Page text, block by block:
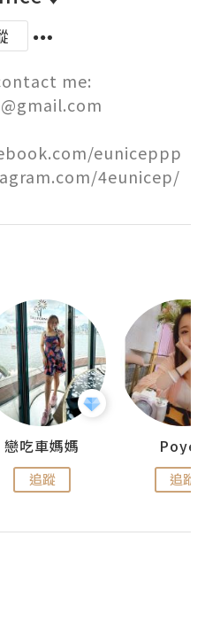
me:
euniceppp
4eunicep/
戀吃車媽媽
追蹤 追蹤